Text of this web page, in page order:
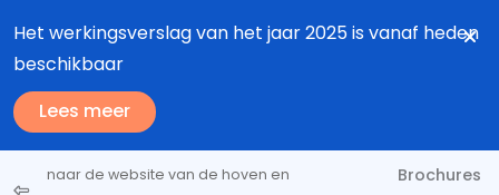
Het werkingsverslag van het jaar 2025 is vanaf heden
beschikbaar
Lees meer
naar de website van de hoven en
Brochures